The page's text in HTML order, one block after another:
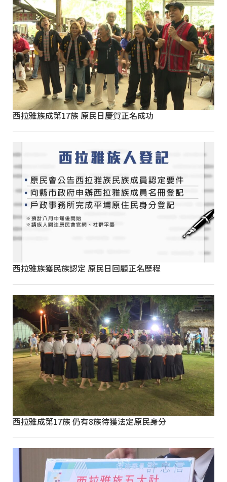
西拉雅族成第17族 原民日慶賀正名成功
西拉雅族獲民族認定 原民日回顧正名歷程
西拉雅成第17族 仍有8族待獲法定原民身分